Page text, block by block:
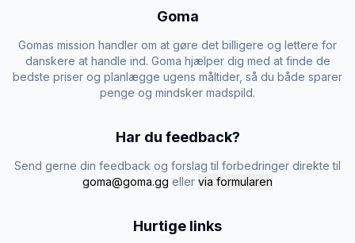
Goma
Gomas mission handler om at gøre det billigere og lettere for
danskere at handle ind. Goma hjælper dig med at finde de
bedste priser og planlægge ugens måltider, så du både sparer
penge og mindsker madspild.
Har du feedback?
Send gerne din feedback og forslag til forbedringer direkte til
goma@goma.gg eller via formularen
Hurtige links